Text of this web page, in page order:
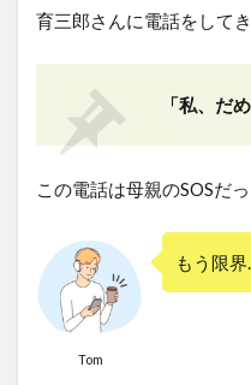
育三郎さんに電話をして
「私、だ
この電話は母親のSOSだ
Tom
もう限